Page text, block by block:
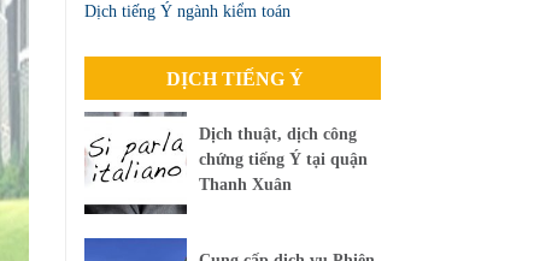
Dịch tiếng Ý ngành kiểm toán
DỊCH TIẾNG Ý
Dịch thuật, dịch công
chứng tiếng Ý tại quận
Thanh Xuân